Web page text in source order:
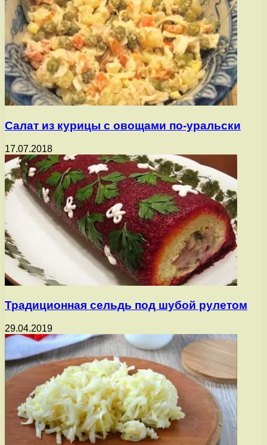
Салат из курицы с овощами по-уральски
17.07.2018
Традиционная сельдь под шубой рулетом
29.04.2019